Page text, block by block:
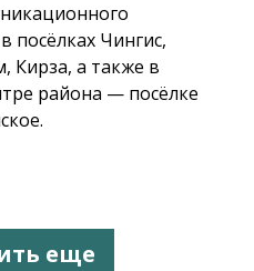
посёлках Чингис,
Кирза, а также в
района — посёлке
еще